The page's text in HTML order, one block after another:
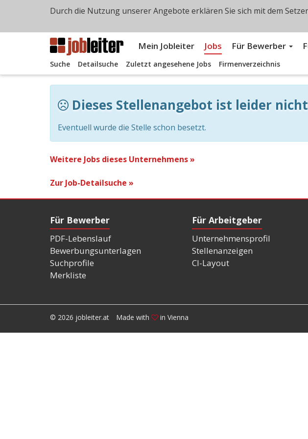
Mein Jobleiter Jobs Für Bewerber
Suche Detailsuche Zuletzt angesehene Jobs Firmenverzeichnis
Dieses Stellenangebot ist leider
Eventuell wurde die Stelle schon besetzt.
Weitere Jobs dieses Unternehmens »
Zur Job-Detailsuche »
Für Bewerber
PDF-Lebenslauf
Bewerbungsunterlagen
Suchprofile
Merkliste
Für Arbeitgeber
Unternehmensprofil
Stellenanzeigen
CI-Layout
© 2026 jobleiter.at Made with in Vienna
Durch die Nutzung unserer Angebote erklären Sie sich mit dem